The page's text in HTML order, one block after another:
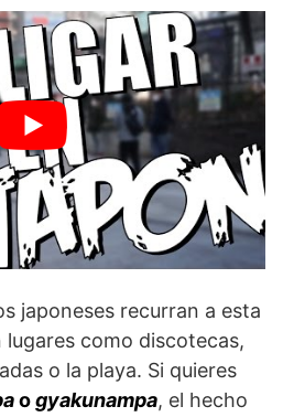
japoneses recurran a esta
lugares como discotecas,
o la playa. Si quieres
ogyakunampa, el hecho